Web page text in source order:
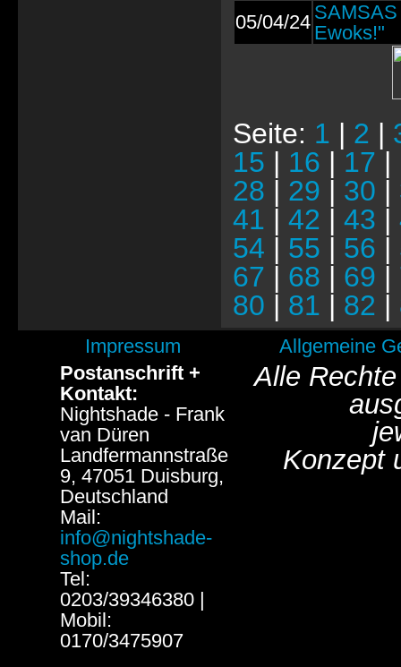
05/04/24 SAMSAS
Ewoks!"
Seite: 1 | 2 |
15 | 16 | 17 |
28 | 29 | 30 |
41 | 42 | 43 |
54 | 55 | 56 |
67 | 68 | 69 |
80 | 81 | 82 |
Impressum
Allgemeine
Postanschrift +
Kontakt:
Nightshade - Frank
van Düren
Landfermannstraße
9, 47051 Duisburg,
Deutschland
Mail:
info@nightshade-
shop.de
Tel:
0203/39346380 |
Mobil:
0170/3475907
Alle
Konzept